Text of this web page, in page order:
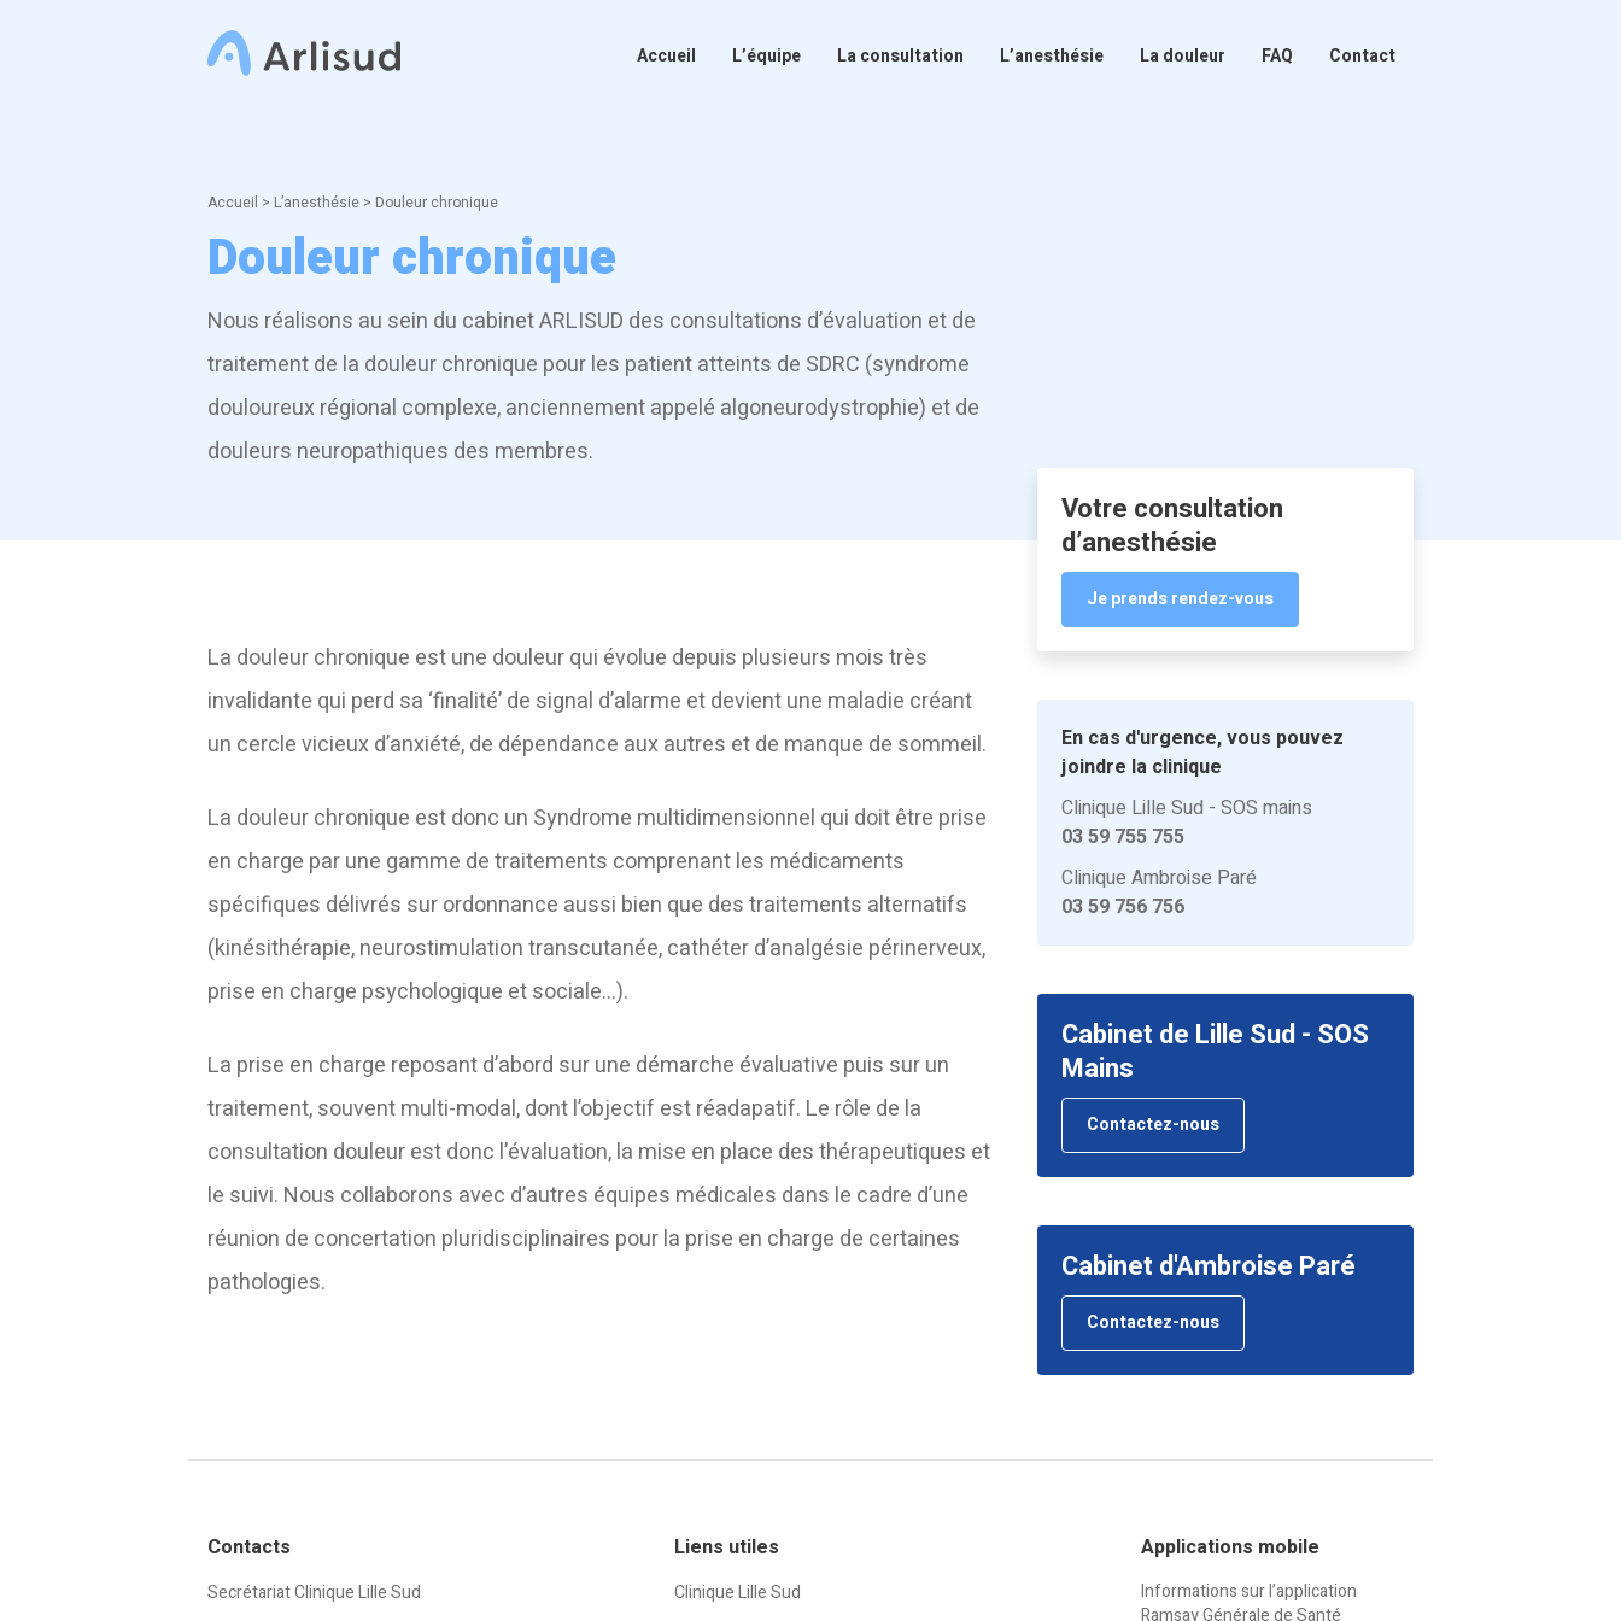
Accueil L’équipe La consultation L’anesthésie La douleur FAQ Contact
Accueil > L’anesthésie> Douleur chronique
Douleur chronique
Nous réalisons au sein du cabinet ARLISUD des consultations d’évaluation et de
traitement de la douleur chronique pour les patient atteints de SDRC (syndrome
douloureux régional complexe, anciennement appelé algoneurodystrophie) et de
douleurs neuropathiques des membres.
La douleur chronique est une douleur qui évolue depuis plusieurs mois très
invalidante qui perd sa ‘finalité’ de signal d’alarme et devient une maladie créant
un cercle vicieux d’anxiété, de dépendance aux autres et de manque de sommeil.
La douleur chronique est donc un Syndrome multidimensionnel qui doit être prise
en charge par une gamme de traitements comprenant les médicaments
spécifiques délivrés sur ordonnance aussi bien que des traitements alternatifs
(kinésithérapie, neurostimulation transcutanée, cathéter d’analgésie périnerveux,
prise en charge psychologique et sociale…).
La prise en charge reposant d’abord sur une démarche évaluative puis sur un
traitement, souvent multi-modal, dont l’objectif est réadapatif. Le rôle de la
consultation douleur est donc l’évaluation, la mise en place des thérapeutiques et
le suivi. Nous collaborons avec d’autres équipes médicales dans le cadre d’une
réunion de concertation pluridisciplinaires pour la prise en charge de certaines
pathologies.
Votre consultation
d’anesthésie
Je prends rendez-vous
En cas d'urgence, vous pouvez
joindre la clinique
Clinique Lille Sud - SOS mains
03 59 755 755
Clinique Ambroise Paré
03 59 756 756
Cabinet de Lille Sud - SOS
Mains
Contactez-nous
Cabinet d'Ambroise Paré
Contactez-nous
Contacts
Secrétariat Clinique Lille Sud
Liens utiles
Clinique Lille Sud
Applications mobile
Informations sur l’application
Ramsay Générale de Santé